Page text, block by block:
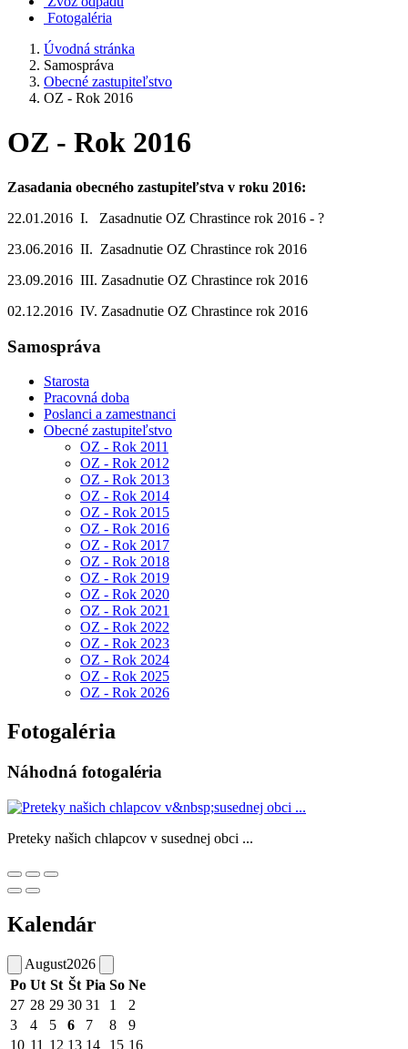
Fotogaléria
Úvodná stránka
Samospráva
Obecné zastupiteľstvo
OZ - Rok 2016
OZ - Rok 2016
Zasadania obecného zastupiteľstva v roku 2016:
22.01.2016 I. Zasadnutie OZ Chrastince rok 2016 - ?
23.06.2016 II. Zasadnutie OZ Chrastince rok 2016
23.09.2016 III. Zasadnutie OZ Chrastince rok 2016
02.12.2016 IV. Zasadnutie OZ Chrastince rok 2016
Samospráva
Starosta
Pracovná doba
Poslanci a zamestnanci
Obecné zastupiteľstvo
OZ - Rok 2011
OZ - Rok 2012
OZ - Rok 2013
OZ - Rok 2014
OZ - Rok 2015
OZ - Rok 2016
OZ - Rok 2017
OZ - Rok 2018
OZ - Rok 2019
OZ - Rok 2020
OZ - Rok 2021
OZ - Rok 2022
OZ - Rok 2023
OZ - Rok 2024
OZ - Rok 2025
OZ - Rok 2026
Fotogaléria
Náhodná fotogaléria
Preteky našich chlapcov v susednej obci ...
Kalendár
August2026
Po Ut St Št Pia So Ne
27 28 29 30 31 1
2
3
4 5 6 7 8
9
10 11 12 13 14 15 16